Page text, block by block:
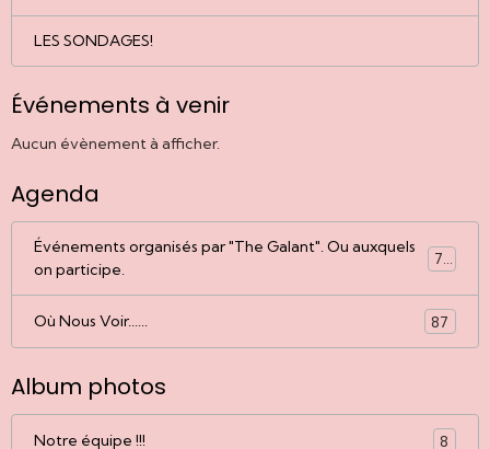
LES SONDAGES!
Événements à venir
Aucun évènement à afficher.
Agenda
Événements organisés par "The Galant". Ou auxquels
on participe.
77
Où Nous Voir...... 87
Album photos
Notre équipe !!! 8